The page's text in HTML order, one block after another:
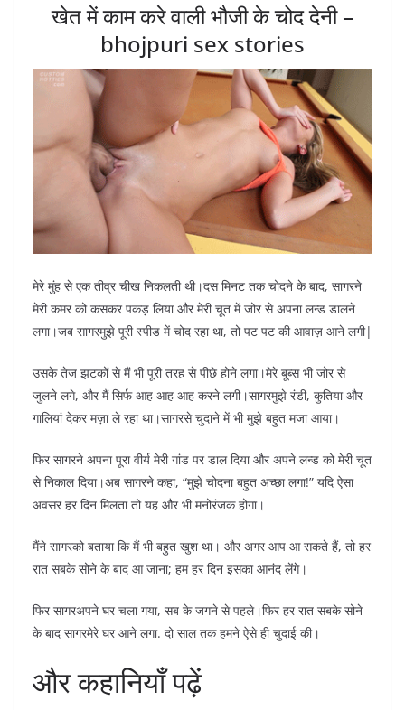
खेत में काम करे वाली भौजी के चोद देनी –
bhojpuri sex stories
मेरे मुंह से एक तीव्र चीख निकलती थी।दस मिनट तक चोदने के बाद, सागरने
मेरी कमर को कसकर पकड़ लिया और मेरी चूत में जोर से अपना लन्ड डालने
लगा।जब सागरमुझे पूरी स्पीड में चोद रहा था, तो पट पट की आवाज़ आने लगी|
उसके तेज झटकों से मैं भी पूरी तरह से पीछे होने लगा।मेरे बूब्स भी जोर से
जुलने लगे, और मैं सिर्फ आह आह आह करने लगी।सागरमुझे रंडी, कुतिया और
गालियां देकर मज़ा ले रहा था।सागरसे चुदाने में भी मुझे बहुत मजा आया।
फिर सागरने अपना पूरा वीर्य मेरी गांड पर डाल दिया और अपने लन्ड को मेरी चूत
से निकाल दिया।अब सागरने कहा, “मुझे चोदना बहुत अच्छा लगा!” यदि ऐसा
अवसर हर दिन मिलता तो यह और भी मनोरंजक होगा।
मैंने सागरको बताया कि मैं भी बहुत खुश था। और अगर आप आ सकते हैं, तो हर
रात सबके सोने के बाद आ जाना; हम हर दिन इसका आनंद लेंगे।
फिर सागरअपने घर चला गया, सब के जगने से पहले।फिर हर रात सबके सोने
के बाद सागरमेरे घर आने लगा. दो साल तक हमने ऐसे ही चुदाई की।
और कहानियाँ पढ़ें